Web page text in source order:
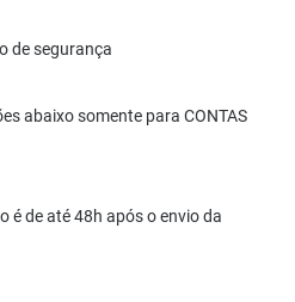
de segurança
abaixo somente para CONTAS
é de até 48h após o envio da